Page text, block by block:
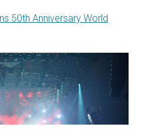
50th Anniversary World